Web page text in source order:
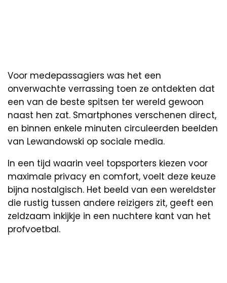
Voor medepassagiers was het een
onverwachte verrassing toen ze ontdekten dat
een van de beste spitsen ter wereld gewoon
naast hen zat. Smartphones verschenen direct,
en binnen enkele minuten circuleerden beelden
van Lewandowski op sociale media.
In een tijd waarin veel topsporters kiezen voor
maximale privacy en comfort, voelt deze keuze
bijna nostalgisch. Het beeld van een wereldster
die rustig tussen andere reizigers zit, geeft een
zeldzaam inkijkje in een nuchtere kant van het
profvoetbal.